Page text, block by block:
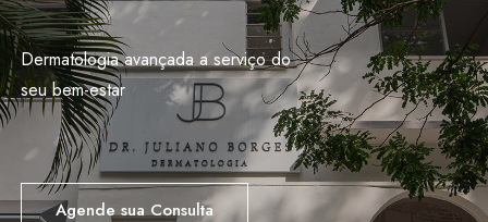
Cuidando do corpo em toda sua
complexidade